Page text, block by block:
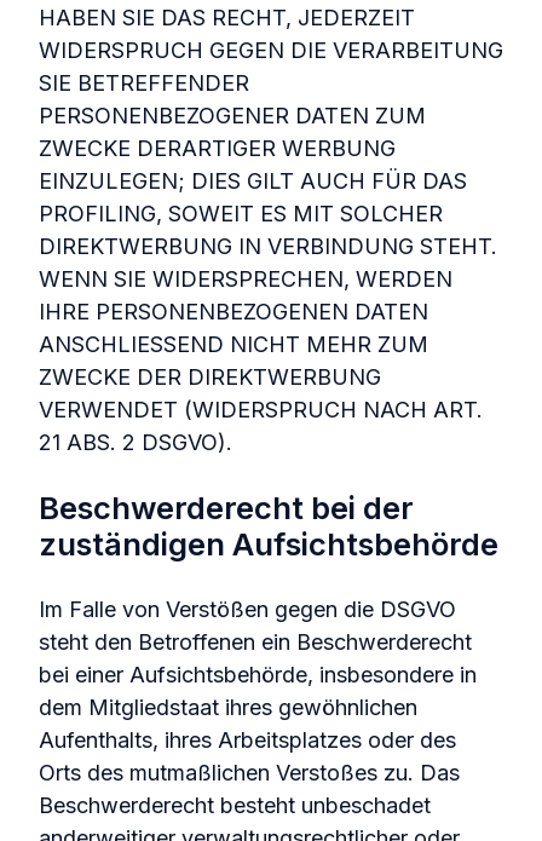
HABEN SIE DAS RECHT, JEDERZEIT
WIDERSPRUCH GEGEN DIE VERARBEITUNG
SIE BETREFFENDER
PERSONENBEZOGENER DATEN ZUM
ZWECKE DERARTIGER WERBUNG
EINZULEGEN; DIES GILT AUCH FÜR DAS
PROFILING, SOWEIT ES MIT SOLCHER
DIREKTWERBUNG IN VERBINDUNG STEHT.
WENN SIE WIDERSPRECHEN, WERDEN
IHRE PERSONENBEZOGENEN DATEN
ANSCHLIESSEND NICHT MEHR ZUM
ZWECKE DER DIREKTWERBUNG
VERWENDET (WIDERSPRUCH NACH ART.
21 ABS. 2 DSGVO).
Beschwerderecht bei der
zuständigen Aufsichtsbehörde
Im Falle von Verstößen gegen die DSGVO
steht den Betroffenen ein Beschwerderecht
bei einer Aufsichtsbehörde, insbesondere in
dem Mitgliedstaat ihres gewöhnlichen
Aufenthalts, ihres Arbeitsplatzes oder des
Orts des mutmaßlichen Verstoßes zu. Das
Beschwerderecht besteht unbeschadet